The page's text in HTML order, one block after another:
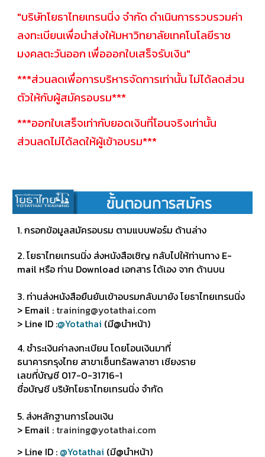
"บริษัทโยธาไทยเทรนนิ่ง จำกัด ดำเนินการรวบรวมค่า
ลงทะเบียนเพื่อนำส่งให้มหาวิทยาลัยเทคโนโลยีราช
มงคลตะวันออก เพื่อออกใบเสร็จรับเงิน"
***ส่วนลดเพื่อการบริหารจัดการเท่านั้น ไม่ได้ลดส่วน
ตัวให้กับผู้สมัครอบรม***
***ออกใบเสร็จเท่ากับยอดเงินที่โอนจริงเท่านั้น
ส่วนลดไม่ได้ลดให้ผู้เข้าอบรม***
​1. กรอกข้อมูลสมัครอบรม ตามแบบฟอร์ม ด้านล่าง
2. โยธาไทยเทรนนิ่ง ส่งหนังสือเชิญ กลับไปให้ท่านทาง E-
mail หรือ ท่าน Download เอกสาร ได้เอง จาก ด้านบน
3. ท่านส่งหนังสือยืนยันเข้าอบรมกลับมายัง โยธาไทยเทรนนิ่ง
> Email : training@yotathai.com
> Line ID :@Yotathai (มี@นำหน้า)
4. ชำระเงินค่าลงทะเบียน โดยโอนเงินมาที่
ธนาคารกรุงไทย สาขาเซ็นทรัลพลาซา เชียงราย
เลขที่บัญชี 017-0-31716-1
ชื่อบัญชี บริษัทโยธาไทยเทรนนิ่ง จำกัด
5. ส่งหลักฐานการโอนเงิน
> Email : training@yotathai.com
> Line ID : @Yotathai (มี@นำหน้า)